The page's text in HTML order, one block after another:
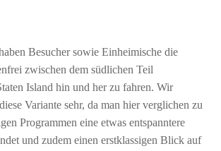
Besucher sowie Einheimische die
zwischen dem südlichen Teil
Island hin und her zu fahren. Wir
Variante sehr, da man hier verglichen zu
Programmen eine etwas entspanntere
und zudem einen erstklassigen Blick auf